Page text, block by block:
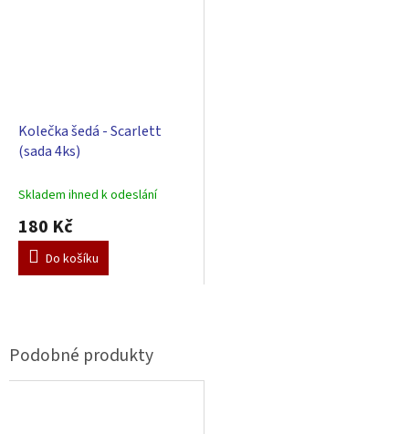
Kolečka šedá - Scarlett
(sada 4ks)
Skladem ihned k odeslání
180 Kč
Do košíku